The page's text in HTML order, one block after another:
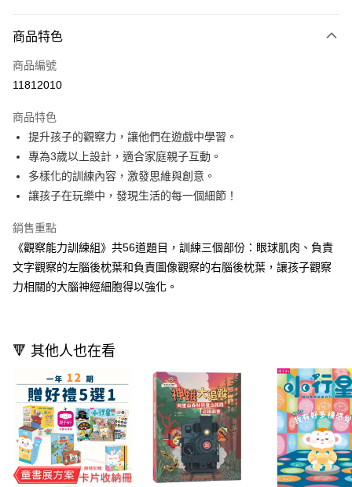
信用卡一次付款
LINE Pay
大哥付你分期
相關說明
【大哥付你分期使用說明】
1.本服務由台灣大哥大提供，台灣大哥大用戶可立即使用無須另外申請。
2.付款方式選擇「大哥付你分期」，訂單成立後會自動跳轉到大哥付的交易
成交易。
3.實際核准額度、可分期數及費用金額請依後續交易確認頁面所載為準。
4.訂單成立30分鐘內，如未前往確認交易或遇審核未通過，訂單將自動取
消。如遇「轉專審核」未通過狀況，表示未達大哥付你分期系統評分，恕無
法說明評估內容。
帳／街口支付／iPASS MONEY」等通路繳費。
【注意事項】
1.本服務係由「台灣大哥大股份有限公司」（以下簡稱本公司）所提供，讓
用戶於交易時，得透過本服務購買商品或服務，並由商店將買賣／分期付款
買賣價金債權讓與本公司後，依約使用本公司帳單繳交帳款。
2.基於同意付款使用「大哥付你分期」之契約關係目的，商店將以您的個人
資料（包含姓名、電話或地址）提供予台灣大哥大進項蒐集、處理及利用，
由本公司與您本人進行分期帳單所需資料之確認、核對及更正。
3.完整用戶服務條款，請詳閱以下連結：https://oppay.tw/userRule
AFTEE先享後付
相關說明
AFTEE先享後付是「在收到商品之後才付款」的支付方式。 讓您購物簡單
便利好安心！
１．簡單：不需註冊會員、不需綁卡、不需儲值。
２．便利：只要手機號碼，簡訊認證，即可結帳。
３．安心：先確認商品／服務後，再付款。
結帳頁面，進行簡訊認證並確認金額後，即可完成結帳。
２．訂單成立數日內，您將收到繳費通知簡訊。
３．收到繳費通知簡訊後14天內，點擊此簡訊中的連結，可透過四大超商／
ATM／網路銀行／等多元方式進行付款，方視為交易完成。
※ 請注意：結帳手續完成當下不需立刻繳費，但若您需要取消訂單，請聯絡
購買商品的店家。未經商家同意取消之訂單仍視為有效，需透過AFTEE先享
後付繳納相關費用。
※ 交易是否成功請以「AFTEE先享後付 」之結帳頁面顯示為準，若有關於
是否繳費成功／繳費後需取消欲退款等相關疑問，請聯繫「AFTEE先享後付
客戶支援中心」https://netprotections.freshdesk.com/support/home
ATM付款
運送方式
付款後全家取貨｜8/8-8/14運費優惠，結帳滿499即享免運。
付款後7-11取貨
國內宅配/郵寄 (不適用離島、海外及郵局i郵箱)
每筆NT$70，滿NT$800(含以上)免運費
離島宅配（澎湖、金門、馬祖、小琉球；不適用於郵局i郵箱）
每筆NT$200
商品特色
商品編號
11812010
商品特色
提升孩子的觀察力，讓他們在遊戲中學習。
專為3歲以上設計，適合家庭親子互動。
多樣化的訓練內容，激發思維與創意。
讓孩子在玩樂中，發現生活的每一個細節！
銷售重點
《觀察能力訓練組》共56道題目，訓練三個部份：眼球肌肉、負責
文字觀察的左腦後枕葉和負責圖像觀察的右腦後枕葉，讓孩子觀察
力相關的大腦神經細胞得以強化。
🔻 其他人也在看